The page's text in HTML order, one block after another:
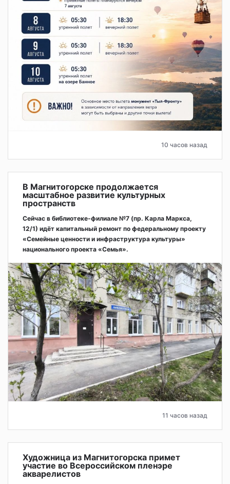
10 часов назад
В Магнитогорске продолжается
масштабное развитие культурных
пространств
Сейчас в библиотеке-филиале №7 (пр. Карла Маркса,
12/1) идёт капитальный ремонт по федеральному проекту
«Семейные ценности и инфраструктура культуры»
национального проекта «Семья».
11 часов назад
Художница из Магнитогорска примет
участие во Всероссийском пленэре
акварелистов